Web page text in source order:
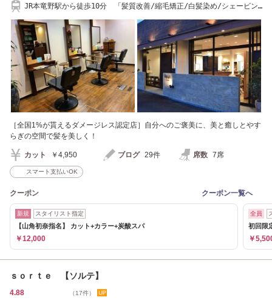
JR本竜野駅から徒歩10分 「髪質改善/縮毛矯正/白髪染め/シェービン
［全国1%が貰えるダメージレス認定店］自分へのご褒美に、美と癒しとやす
らぎの空間で髪を美しく！
カット ￥4,950 ブログ 29件 席数 7席
スマート支払いOK
クーポン クーポン一覧へ
新規 スタイリスト指定
【山角初奈指名】 カット+カラー+炭酸スパ
￥12,000
全員
初回限
￥
ｓｏｒｔｅ 【ソルテ】
4.88 （17件）